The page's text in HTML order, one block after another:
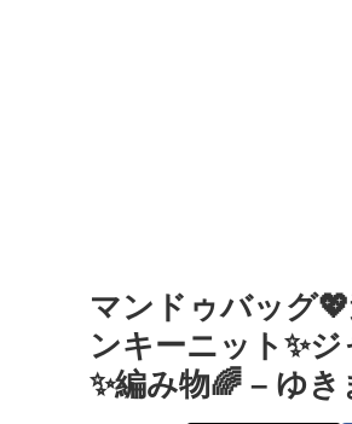
マンドゥバッグ
ンキーニット✨
✨編み物🌈 – ゆき